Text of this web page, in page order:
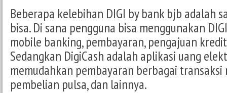
Beberapa kelebihan DIGI by bank bjb adalah
bisa. Di sana pengguna bisa menggunakan
mobile banking, pembayaran, pengajuan
Sedangkan DigiCash adalah aplikasi uang
memudahkan pembayaran berbagai transaksi
pembelian pulsa, dan lainnya.